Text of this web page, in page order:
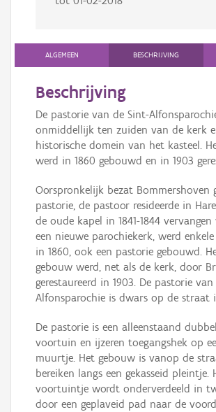
ALGEMEEN BESCHRIJVING
Beschrijving
De pastorie van de Sint-
onmiddellijk ten zuiden van de kerk
historische domein van het kasteel.
werd in 1860 gebouwd en in 1903
Oorspronkelijk bezat Bommershoven
pastorie, de pastoor resideerde in
de oude kapel in 1841-1844
een nieuwe parochiekerk, werd
in 1860, ook een pastorie gebouwd.
gebouw werd, net als de kerk, door
gerestaureerd in 1903. De pastorie
Alfonsparochie is dwars op de straat
De pastorie is een alleenstaand
voortuin en ijzeren toegangshek op
muurtje. Het gebouw is vanop de
bereiken langs een gekasseid pleintje.
voortuintje wordt onderverdeeld in
door een geplaveid pad naar de